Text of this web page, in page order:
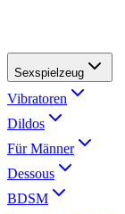
Sexspielzeug
Vibratoren
Dildos
Für Männer
Dessous
BDSM